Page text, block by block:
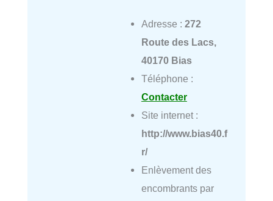
Adresse : 272
Route des Lacs,
40170 Bias
Téléphone :
Contacter
Site internet :
http://www.bias40.f
r/
Enlèvement des
encombrants par